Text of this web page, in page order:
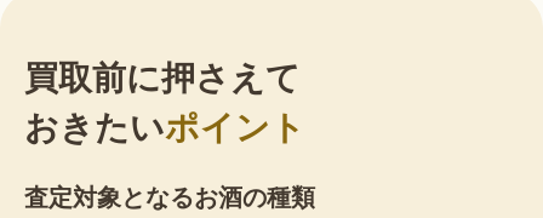
買取前に押さえて
おきたいポイント
査定対象となるお酒の種類